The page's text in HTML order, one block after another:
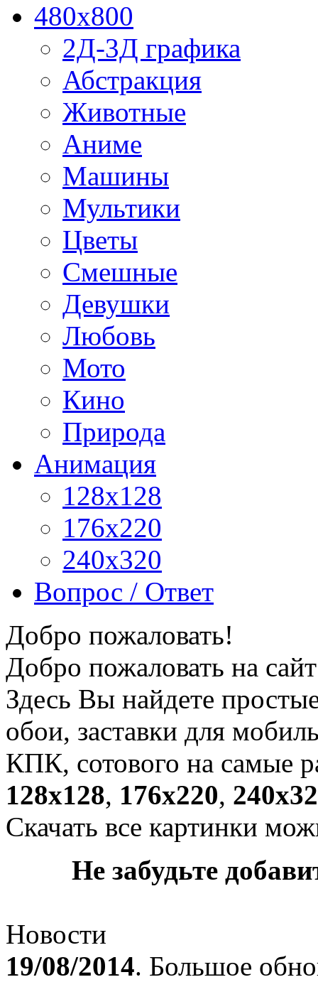
480x800
2Д-3Д графика
Абстракция
Животные
Аниме
Машины
Мультики
Цветы
Смешные
Девушки
Любовь
Мото
Кино
Природа
Анимация
128x128
176x220
240x320
Вопрос / Ответ
Добро пожаловать!
Добро пожаловать на
Здесь Вы найдете
обои, заставки для
КПК, сотового на самые
128х128, 176х220,
Скачать все картинки
Не забудьте
Новости
19/08/2014. Большое